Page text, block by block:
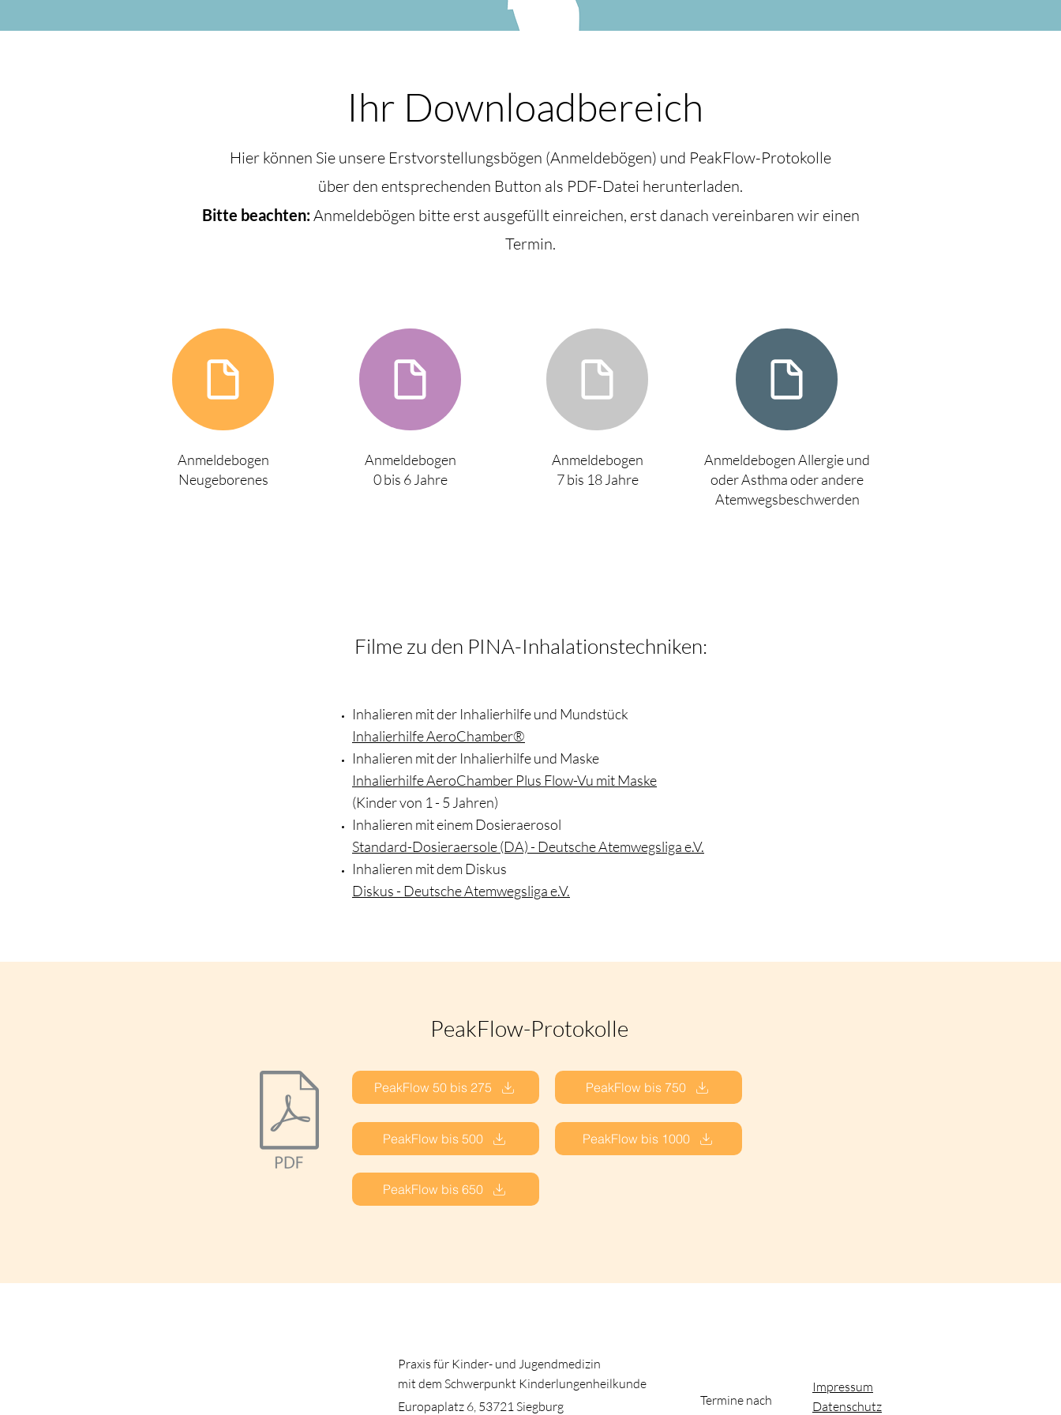
Ihr Downloadbereich
Hier können Sie unsere Erstvorstellungsbögen (Anmeldebögen) und PeakFlow-Protokolle
über den entsprechenden Button als PDF-Datei herunterladen.
Bitte beachten:Anmeldebögen bitte erst ausgefüllt einreichen, erst danach vereinbaren wir einen
Termin.
Anmeldebogen
Neugeborenes
Anmeldebogen
0 bis 6 Jahre
Anmeldebogen
7 bis 18 Jahre
Anmeldebogen Allergie und
oder Asthma oder andere
Atemwegsbeschwerden
Filme zu den PINA-Inhalationstechniken:
​Inhalieren mit der Inhalierhilfe und Mundstück
Inhalierhilfe AeroChamber®
Inhalieren mit der Inhalierhilfe und Maske
Inhalierhilfe AeroChamber Plus Flow-Vu mit Maske
(Kinder von 1 - 5 Jahren)
Inhalieren mit einem Dosieraerosol
Standard-Dosieraersole (DA) - Deutsche Atemwegsliga e.V.
Inhalieren mit dem Diskus
Diskus - Deutsche Atemwegsliga e.V.
PeakFlow-Protokolle
PeakFlow 50 bis 275
PeakFlow bis 500
PeakFlow bis 750
PeakFlow bis 1000
PeakFlow bis 650
Praxis für Kinder- und Jugendmedizin
mit dem Schwerpunkt Kinderlungenheilkunde
Europaplatz 6, 53721 Siegburg
Termine nach
Impressum
Datenschutz